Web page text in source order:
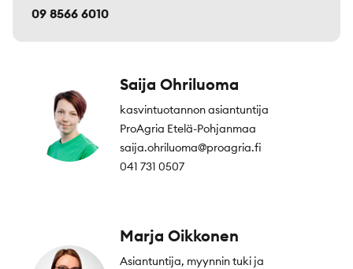
09 8566 6010
Saija Ohriluoma
kasvintuotannon asiantuntija
ProAgria Etelä-Pohjanmaa
saija.ohriluoma@proagria.fi
041 731 0507
Marja Oikkonen
Asiantuntija, myynnin tuki ja